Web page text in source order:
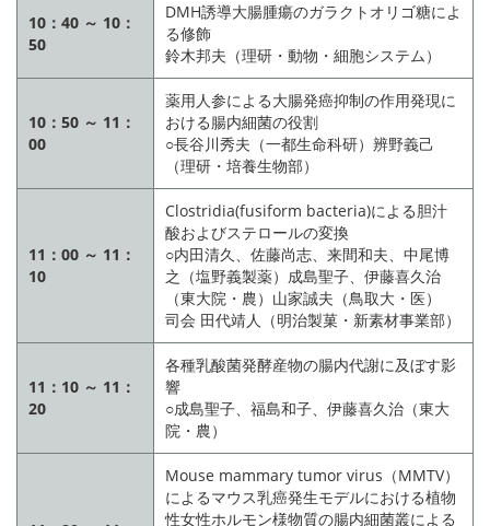
10：40 ～ 10：
50
DMH誘導大腸腫瘍のガラクトオリゴ糖によ
る修飾
鈴木邦夫（理研・動物・細胞システム）
10：50 ～ 11：
00
薬用人参による大腸発癌抑制の作用発現に
おける腸内細菌の役割
○長谷川秀夫（一都生命科研）辨野義己
（理研・培養生物部）
11：00 ～ 11：
10
Clostridia(fusiform bacteria)による胆汁
酸およびステロールの変換
○内田清久、佐藤尚志、来間和夫、中尾博
之（塩野義製薬）成島聖子、伊藤喜久治
（東大院・農）山家誠夫（鳥取大・医）
司会 田代靖人（明治製菓・新素材事業部）
11：10 ～ 11：
20
各種乳酸菌発酵産物の腸内代謝に及ぼす影
響
○成島聖子、福島和子、伊藤喜久治（東大
院・農）
Mouse mammary tumor virus（MMTV）
によるマウス乳癌発生モデルにおける植物
性女性ホルモン様物質の腸内細菌叢による